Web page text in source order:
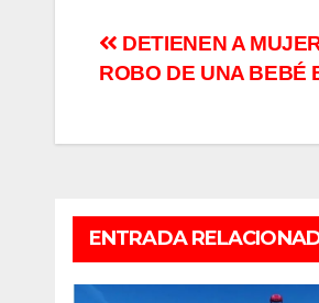
Navegación
entradas
DETIENEN A
ROBO DE UNA BEBÉ
ENTRADA